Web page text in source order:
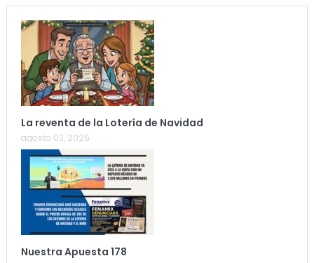
La reventa de la Lotería de Navidad
agosto 03, 2026
Nuestra Apuesta 178